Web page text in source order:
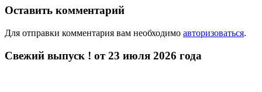
Оставить комментарий
Для отправки комментария вам необходимо авторизоваться.
Свежий выпуск ! от 23 июля 2026 года